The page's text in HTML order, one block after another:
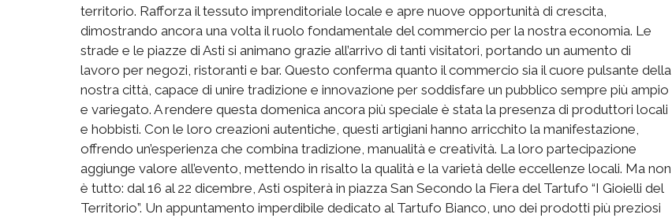
territorio. Rafforza il tessuto imprenditoriale locale e apre nuove opportunità di crescita,
dimostrando ancora una volta il ruolo fondamentale del commercio per la nostra economia. Le
strade e le piazze di Asti si animano grazie all’arrivo di tanti visitatori, portando un aumento di
lavoro per negozi, ristoranti e bar. Questo conferma quanto il commercio sia il cuore pulsante della
nostra città, capace di unire tradizione e innovazione per soddisfare un pubblico sempre più ampio
e variegato. A rendere questa domenica ancora più speciale è stata la presenza di produttori locali
e hobbisti. Con le loro creazioni autentiche, questi artigiani hanno arricchito la manifestazione,
offrendo un’esperienza che combina tradizione, manualità e creatività. La loro partecipazione
aggiunge valore all’evento, mettendo in risalto la qualità e la varietà delle eccellenze locali. Ma non
è tutto: dal 16 al 22 dicembre, Asti ospiterà in piazza San Secondo la Fiera del Tartufo “I Gioielli del
Territorio”. Un appuntamento imperdibile dedicato al Tartufo Bianco, uno dei prodotti più preziosi